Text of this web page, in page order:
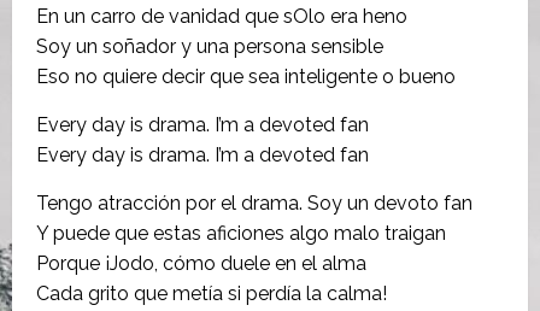
En un carro de vanidad que sOlo era heno
Soy un soñador y una persona sensible
Eso no quiere decir que sea inteligente o bueno
Every day is drama. I’m a devoted fan
Every day is drama. I’m a devoted fan
Tengo atracción por el drama. Soy un devoto fan
Y puede que estas aficiones algo malo traigan
Porque ¡Jodo, cómo duele en el alma
Cada grito que metía si perdía la calma!